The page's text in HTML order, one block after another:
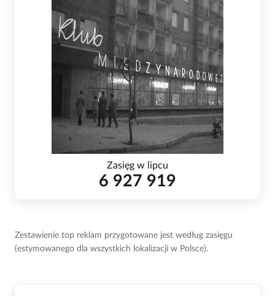
Zasięg w lipcu
6 927 919
Zestawienie top reklam przygotowane jest według zasięgu
(estymowanego dla wszystkich lokalizacji w Polsce).